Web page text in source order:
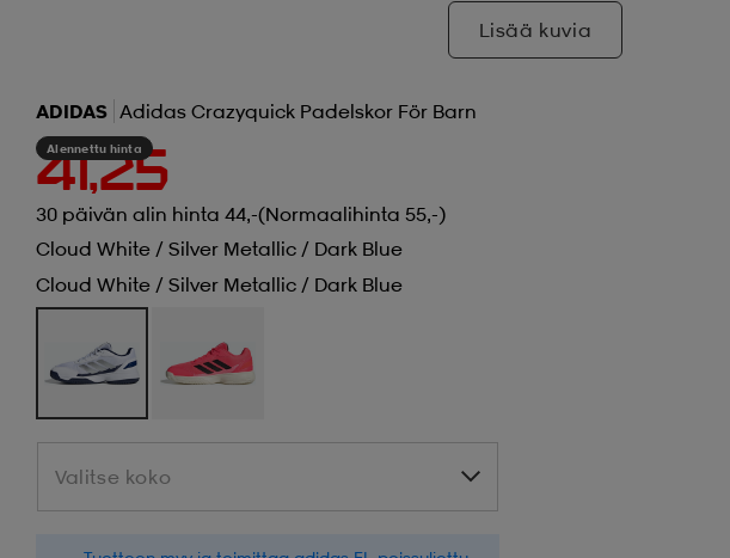
Lisää kuvia
ADIDAS Adidas Crazyquick Padelskor För Barn
Alennettu hinta
41,25
30 päivän alin hinta 44,-(Normaalihinta 55,-)
Cloud White / Silver Metallic / Dark Blue
Cloud White / Silver Metallic / Dark Blue
Valitse koko
Valitse koko